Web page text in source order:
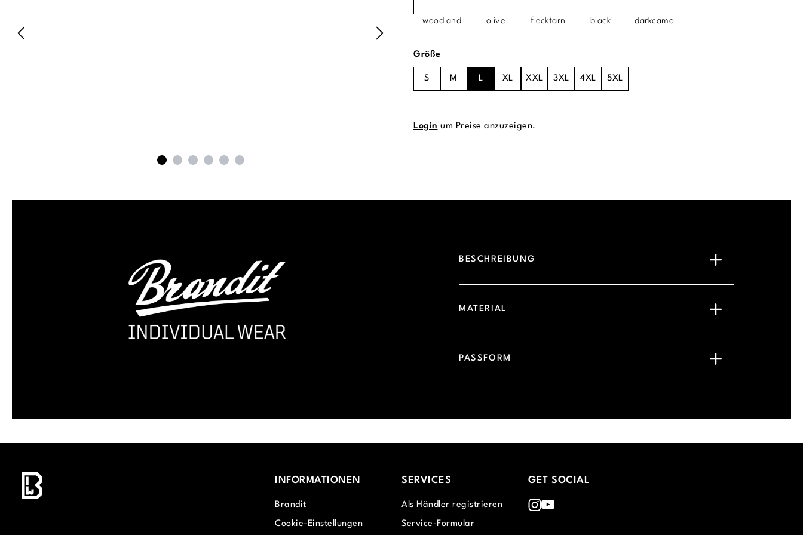
woodland olive flecktarn black darkcamo
Größeauswählen
S M L XL XXL 3XL 4XL 5XL
Login um Preise anzuzeigen.
BESCHREIBUNG
MATERIAL
PASSFORM
INFORMATIONEN
Brandit
Cookie-Einstellungen
SERVICES
Als Händler registrieren
Service-Formular
GET SOCIAL
Instagram
Youtube